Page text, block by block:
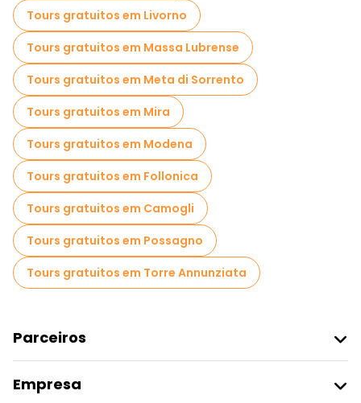
Tours gratuitos em Livorno
Tours gratuitos em Massa Lubrense
Tours gratuitos em Meta di Sorrento
Tours gratuitos em Mira
Tours gratuitos em Modena
Tours gratuitos em Follonica
Tours gratuitos em Camogli
Tours gratuitos em Possagno
Tours gratuitos em Torre Annunziata
Parceiros
Registo Do Fornecedor
Empresa